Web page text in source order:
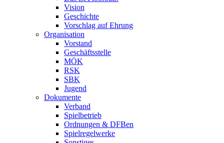
Vision
Geschichte
Vorschlag auf Ehrung
Organisation
Vorstand
Geschäftsstelle
MÖK
RSK
SBK
Jugend
Dokumente
Verband
Spielbetrieb
Ordnungen & DFBen
Spielregelwerke